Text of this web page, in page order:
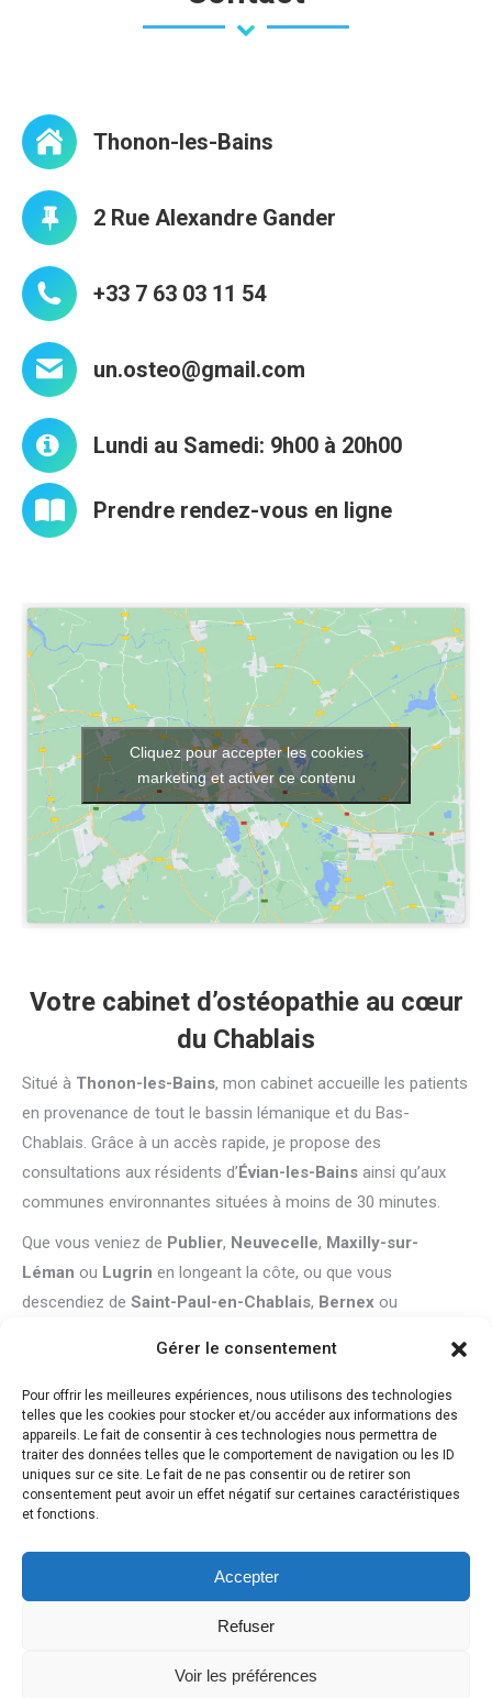
Gérer le consentement
Pour offrir les meilleures expériences, nous utilisons des technologies
telles que les cookies pour stocker et/ou accéder aux informations des
appareils. Le fait de consentir à ces technologies nous permettra de
traiter des données telles que le comportement de navigation ou les ID
uniques sur ce site. Le fait de ne pas consentir ou de retirer son
consentement peut avoir un effet négatif sur certaines caractéristiques
et fonctions.
Accepter
Refuser
Voir les préférences
Thonon-les-Bains
2 Rue Alexandre Gander
+33 7 63 03 11 54
un.osteo@gmail.com
Lundi au Samedi: 9h00 à 20h00
Prendre rendez-vous en ligne
Cliquez pour accepter les cookies
marketing et activer ce contenu
Votre cabinet d’ostéopathie au cœur
du Chablais
Situé à Thonon-les-Bains, mon cabinet accueille les patients
en provenance de tout le bassin lémanique et du Bas-
Chablais. Grâce à un accès rapide, je propose des
consultations aux résidents d’Évian-les-Bains ainsi qu’aux
communes environnantes situées à moins de 30 minutes.
Que vous veniez de Publier, Neuvecelle, Maxilly-sur-
Léman ou Lugrin en longeant la côte, ou que vous
descendiez de Saint-Paul-en-Chablais, Bernex ou
Anthy-sur-Léman,Margencel etAllinges, offrant une prise
en charge adaptée aux sportifs, aux familles et aux actifs du
secteur. Sa proximité avec les axes principaux permet
également un trajet direct depuisLyaud ,ArmoyouMarin
assurant ainsi une continuité de soins pour l’ensemble des
Previously used menu 3